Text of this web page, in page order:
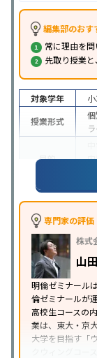
編集部のおす
常に理由を
先取り授業
対象学年
授業形式
目的
特徴
※2023年10月調査。
専門家の評価
株式
山
明倫ゼミナール
倫ゼミナールが
高校生コースの
業は、東大・京
大学を目指す「
クウィングコー